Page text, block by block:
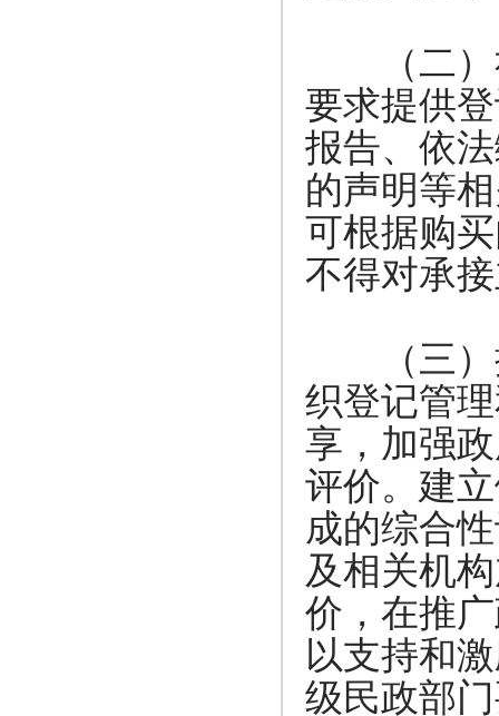
（二）社
要求提供
报告、依
的声明等
可根据购
不得对承
（三）按
织登记管
享，加强
评价。建
成的综合
及相关机
价，在推
以支持和
级民政部